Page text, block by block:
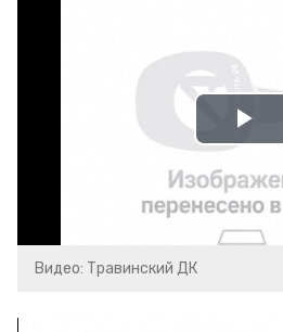
Видео: Травинский ДК